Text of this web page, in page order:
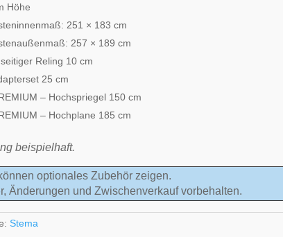
Höhe
251 × 183 cm
257 × 189 cm
Reling 10 cm
25 cm
– Hochspriegel 150 cm
– Hochplane 185 cm
beispielhaft.
optionales Zubehör zeigen.
Änderungen und Zwischenverkauf vorbehalten.
Stema